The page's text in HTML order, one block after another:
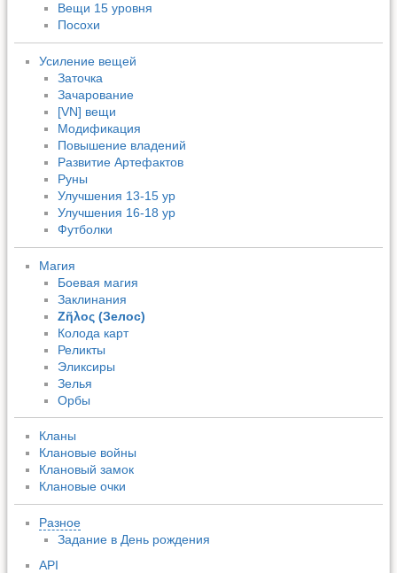
Вещи 15 уровня
Посохи
Усиление вещей
Заточка
Зачарование
[VN] вещи
Модификация
Повышение владений
Развитие Артефактов
Руны
Улучшения 13-15 ур
Улучшения 16-18 ур
Футболки
Магия
Боевая магия
Заклинания
Ζῆλος (Зелос)
Колода карт
Реликты
Эликсиры
Зелья
Орбы
Кланы
Клановые войны
Клановый замок
Клановые очки
Разное
Задание в День рождения
API